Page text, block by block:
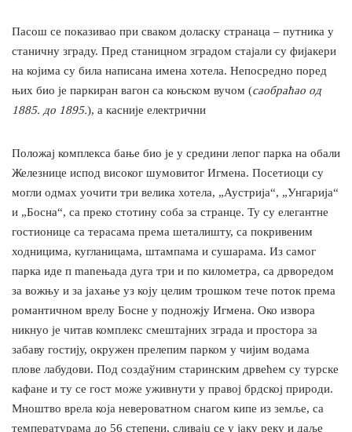
Пасош се показивао при сваком доласку странаца – путника у
станичну зграду. Пред станицном зградом стајали су фијакери
на којима су била написана имена хотела. Непосредно поред
њих био је паркиран вагон са коњском вучом (саобраћао од
1885. до 1895.), а касније електрични
Положај комплекса бање био је у средини лепог парка на обали
Железнице испод високог шумовитог Игмена. Посетиоци су
могли одмах уочити три велика хотела, „Аустрија“, „Унгарија“
и „Босна“, са преко стотину соба за странце. Ту су елегантне
гостионице са терасама према шеталишту, са покривеним
ходницима, кугланицама, штампама и сушарама. Из самог
парка иде п maneњада дуга три и по километра, са дрворедом
за вожњу и за јахање уз коју целим трошком тече поток према
романтичном врелу Босне у подножју Игмена. Око извора
никнуо је читав комплекс смештајних зграда и простора за
забаву гостију, окружен прелепим парком у чијим водама
плове лабудови. Под создаўним старинским дрвећем су турске
кафане и ту се гост може уживнути у правој брдској природи.
Мнoштво врела која невероватном снагом кипе из земље, са
температурама до 56 степени, сливaju се у јаку реку и даље